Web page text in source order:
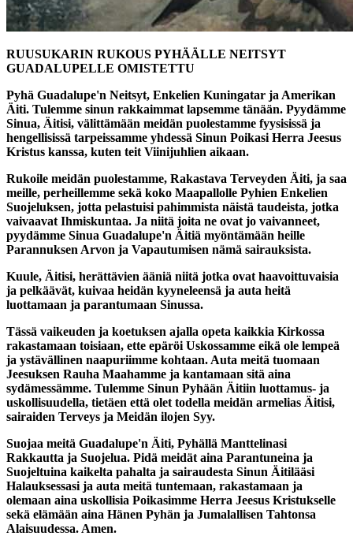
RUUSUKARIN RUKOUS PYHÄÄLLE NEITSYT
GUADALUPELLE OMISTETTU
Pyhä Guadalupe'n Neitsyt, Enkelien Kuningatar ja Amerikan
Äiti. Tulemme sinun rakkaimmat lapsemme tänään. Pyydämme
Sinua, Äitisi, välittämään meidän puolestamme fyysisissä ja
hengellisissä tarpeissamme yhdessä Sinun Poikasi Herra Jeesus
Kristus kanssa, kuten teit Viinijuhlien aikaan.
Rukoile meidän puolestamme, Rakastava Terveyden Äiti, ja saa
meille, perheillemme sekä koko Maapallolle Pyhien Enkelien
Suojeluksen, jotta pelastuisi pahimmista näistä taudeista, jotka
vaivaavat Ihmiskuntaa. Ja niitä joita ne ovat jo vaivanneet,
pyydämme Sinua Guadalupe'n Äitiä myöntämään heille
Parannuksen Arvon ja Vapautumisen nämä sairauksista.
Kuule, Äitisi, herättävien ääniä niitä jotka ovat haavoittuvaisia
ja pelkäävät, kuivaa heidän kyyneleensä ja auta heitä
luottamaan ja parantumaan Sinussa.
Tässä vaikeuden ja koetuksen ajalla opeta kaikkia Kirkossa
rakastamaan toisiaan, ette epäröi Uskossamme eikä ole lempeä
ja ystävällinen naapuriimme kohtaan. Auta meitä tuomaan
Jeesuksen Rauha Maahamme ja kantamaan sitä aina
sydämessämme. Tulemme Sinun Pyhään Äitiin luottamus- ja
uskollisuudella, tietäen että olet todella meidän armelias Äitisi,
sairaiden Terveys ja Meidän ilojen Syy.
Suojaa meitä Guadalupe'n Äiti, Pyhällä Manttelinasi
Rakkautta ja Suojelua. Pidä meidät aina Parantuneina ja
Suojeltuina kaikelta pahalta ja sairaudesta Sinun Äitilääsi
Halauksessasi ja auta meitä tuntemaan, rakastamaan ja
olemaan aina uskollisia Poikasimme Herra Jeesus Kristukselle
sekä elämään aina Hänen Pyhän ja Jumalallisen Tahtonsa
Alaisuudessa. Amen.